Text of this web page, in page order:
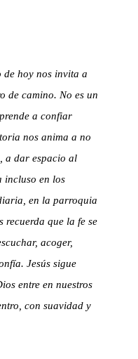
de hoy nos invita a
de camino. No es un
a confiar
nos anima a no
a dar espacio al
incluso en los
en la parroquia
recuerda que la fe se
acoger,
Jesús sigue
entre en nuestros
con suavidad y